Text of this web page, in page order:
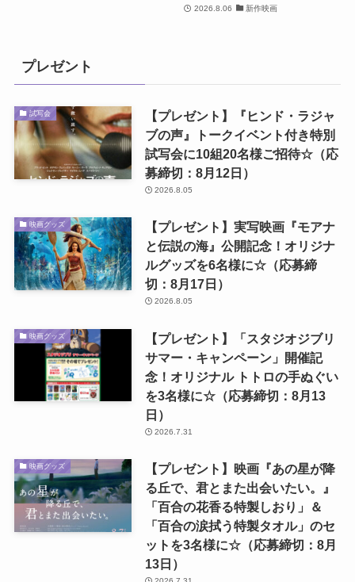
2026.8.06 新作映画
プレゼント
試写会
【プレゼント】『ヒンド・ラジャ
ブの声』トークイベント付き特別
試写会に10組20名様ご招待☆（応
募締切：8月12日）
2026.8.05
映画グッズ
【プレゼント】実写映画『モアナ
と伝説の海』公開記念！オリジナ
ルグッズを6名様に☆（応募締
切：8月17日）
2026.8.05
映画グッズ
【プレゼント】「スタジオジブリ
サマー・キャンペーン」開催記
念！オリジナル トトロの手ぬぐい
を3名様に☆（応募締切：8月13
日）
2026.7.31
映画グッズ
【プレゼント】映画『あの星が降
る丘で、君とまた出会いたい。』
「百合の花香る特製しおり」＆
「百合の涙拭う特製タオル」のセ
ットを3名様に☆（応募締切：8月
13日）